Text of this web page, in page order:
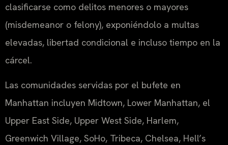
clasificarse como delitos menores o mayores
(misdemeanor o felony), exponiéndolo a multas
elevadas, libertad condicional e incluso tiempo en la
cárcel.
Las comunidades servidas por el bufete en
Manhattan incluyen Midtown, Lower Manhattan, el
Upper East Side, Upper West Side, Harlem,
Greenwich Village, SoHo, Tribeca, Chelsea, Hell’s